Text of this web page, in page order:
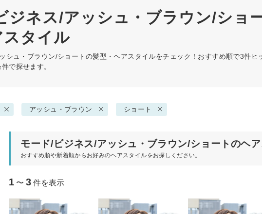
ジネス/アッシュ・ブラウン/ショ
タイル
シュ・ブラウン/ショートの髪型・ヘアスタイルをチェック！おすすめ順で3件
で探せます。
アッシュ・ブラウン ショート
モード/ビジネス/アッシュ・ブラウン/ショートのヘ
おすすめ順や新着順からお好みのヘアスタイルをお探しください。
1 〜 3 件を表示